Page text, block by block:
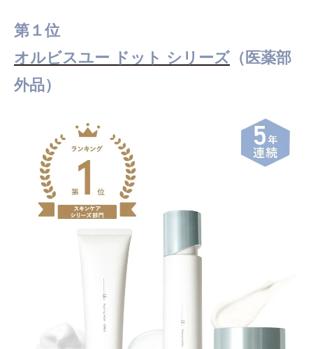
第１位
オルビスユー ドット シリーズ （医薬部
外品）